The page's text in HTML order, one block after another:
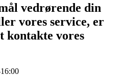
vedrørende din
vores service, er
kontakte vores